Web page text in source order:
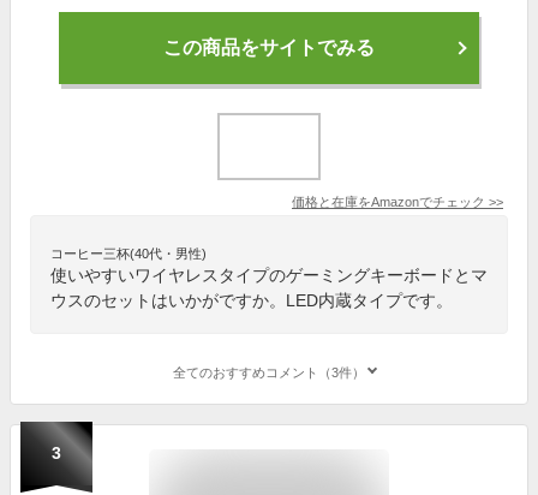
この商品をサイトでみる
価格と在庫をAmazonでチェック >>
コーヒー三杯(40代・男性)
使いやすいワイヤレスタイプのゲーミングキーボードとマ
ウスのセットはいかがですか。LED内蔵タイプです。
全てのおすすめコメント（3件）
3